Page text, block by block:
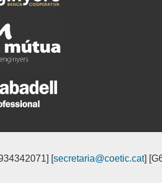
[secretaria@coetic.cat]